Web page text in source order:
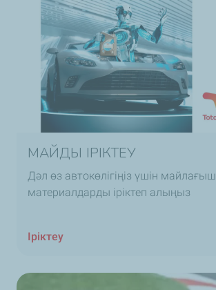
МАЙДЫ ІРІКТЕУ
Дәл өз автокөлігіңіз үшін майлағыш
материалдарды іріктеп алыңыз
Іріктеу